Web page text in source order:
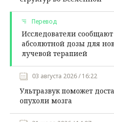
Перевод
Исследователи
абсолютной дозы для
лучевой терапией
03 августа 2026 / 16:22
Ультразвук поможет
опухоли мозга